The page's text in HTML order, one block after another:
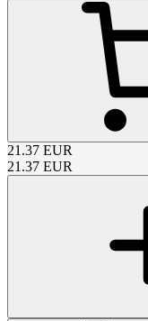
21.37 EUR
21.37 EUR